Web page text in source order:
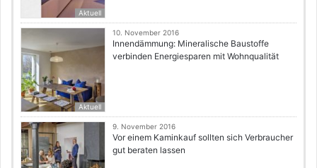
Aktuell
Aktuell
10. November 2016
Innendämmung: Mineralische Baustoffe
verbinden Energiesparen mit Wohnqualität
9. November 2016
Vor einem Kaminkauf sollten sich Verbraucher
gut beraten lassen